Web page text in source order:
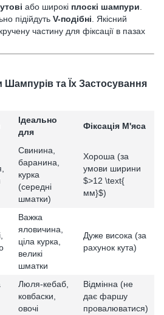
або широкі плоскі шампури
підійдуть V-подібні . Якісний
частину для фіксації в пазах
та Їх Застосування
Ідеально
для
Фіксація М'яса
Свинина,
баранина,
курка
(середні
шматки)
Хороша (за
умови ширини
$>12 \text{
мм}$)
Важка
яловичина,
ціла курка,
великі
шматки
Дуже висока (за
рахунок кута)
Люля-кебаб,
ковбаски,
овочі
Відмінна (не
дає фаршу
провалюватися)